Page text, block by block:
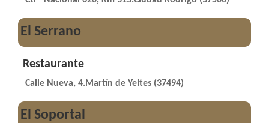
El Serrano
Restaurante
Calle Nueva, 4.Martín de Yeltes (37494)
El Soportal